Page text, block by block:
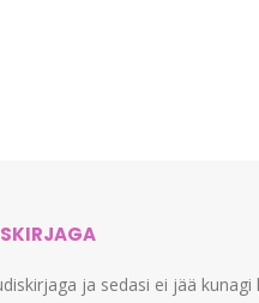
ja sedasi ei jää